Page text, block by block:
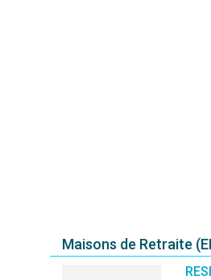
Maisons de Retraite